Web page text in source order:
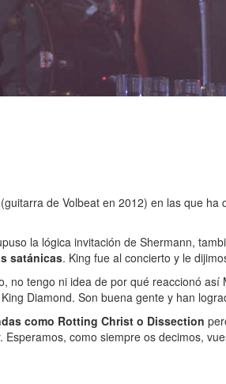
de Volbeat en 2012) en las que
la lógica invitación de Shermann,
satánicas. King fue al concierto y le
tengo ni idea de por qué reaccionó
Diamond. Son buena gente y han
como Rotting Christ o Dissection
como siempre os decimos,